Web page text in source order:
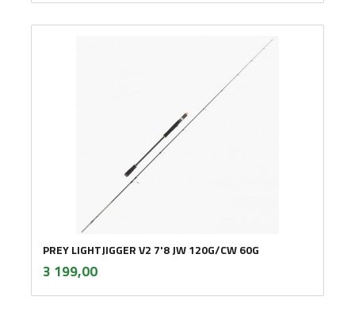
PREY LIGHTJIGGER V2 7'8 JW 120G/CW 60G
Pris
3 199,00mva.